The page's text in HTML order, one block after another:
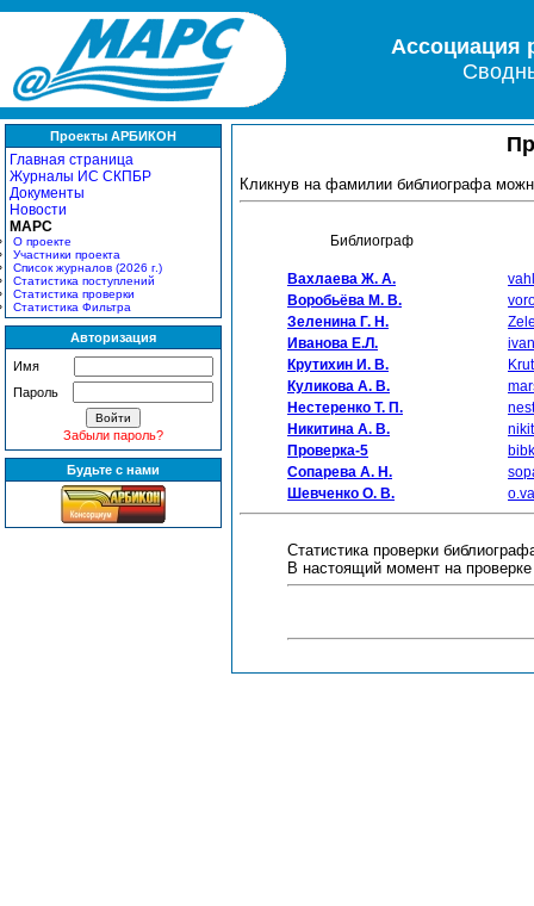
Ассоциация
Проекты АРБИКОН
Главная страница
Журналы ИС СКПБР
Документы
Новости
МАРС
О проекте
Участники проекта
Список журналов (2026 г.)
Статистика поступлений
Статистика проверки
Статистика Фильтра
Авторизация
Имя
Пароль
Забыли пароль?
Будьте с нами
Кликнув на фамилии библиографа
Библиограф
Вахлаева Ж. А.
Воробьёва М. В.
Зеленина Г. Н.
Иванова Е.Л.
Крутихин И. В.
Куликова А. В.
Нестеренко Т. П.
Никитина А. В.
Проверка-5
Сопарева А. Н.
Шевченко О. В.
Статистика проверки
В настоящий момент на